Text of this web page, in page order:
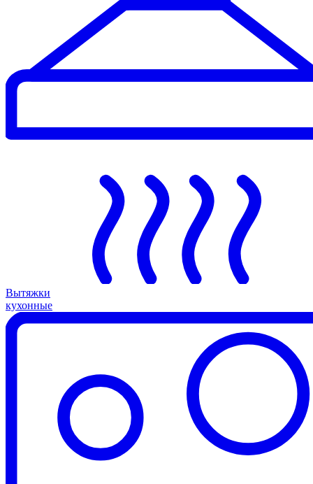
Вытяжки
кухонные